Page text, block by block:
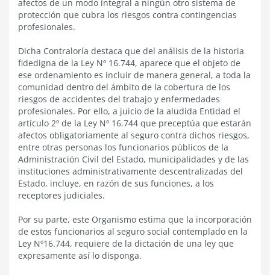
afectos de un modo integral a ningún otro sistema de
protección que cubra los riesgos contra contingencias
profesionales.
Dicha Contraloría destaca que del análisis de la historia
fidedigna de la Ley Nº 16.744, aparece que el objeto de
ese ordenamiento es incluir de manera general, a toda la
comunidad dentro del ámbito de la cobertura de los
riesgos de accidentes del trabajo y enfermedades
profesionales. Por ello, a juicio de la aludida Entidad el
artículo 2º de la Ley Nº 16.744 que preceptúa que estarán
afectos obligatoriamente al seguro contra dichos riesgos,
entre otras personas los funcionarios públicos de la
Administración Civil del Estado, municipalidades y de las
instituciones administrativamente descentralizadas del
Estado, incluye, en razón de sus funciones, a los
receptores judiciales.
Por su parte, este Organismo estima que la incorporación
de estos funcionarios al seguro social contemplado en la
Ley Nº16.744, requiere de la dictación de una ley que
expresamente así lo disponga.